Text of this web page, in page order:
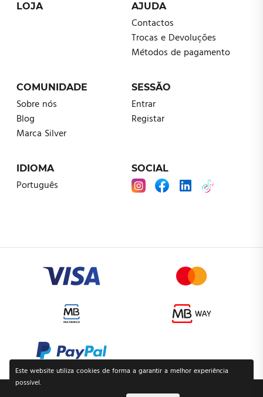
LOJA AJUDA
Contactos
Trocas e Devoluções
Métodos de pagamento
COMUNIDADE
Sobre nós
Blog
Marca Silver
SESSÃO
Entrar
Registar
IDIOMA
Português
SOCIAL
Este website utiliza cookies de forma a garantir a melhor experiência
possível.